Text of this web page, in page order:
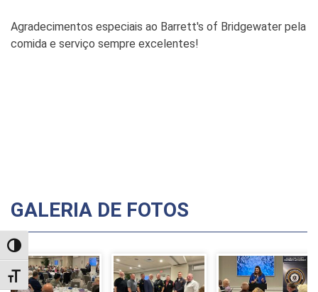
TOGGLE HIGH CONTRAST
TOGGLE FONT SIZE
Agradecimentos especiais ao Barrett's of Bridgewater pela
comida e serviço sempre excelentes!
GALERIA DE FOTOS